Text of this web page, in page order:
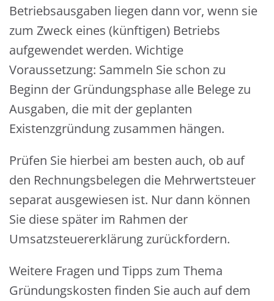
Betriebsausgaben liegen dann vor, wenn sie
zum Zweck eines (künftigen) Betriebs
aufgewendet werden. Wichtige
Voraussetzung: Sammeln Sie schon zu
Beginn der Gründungsphase alle Belege zu
Ausgaben, die mit der geplanten
Existenzgründung zusammen hängen.
Prüfen Sie hierbei am besten auch, ob auf
den Rechnungsbelegen die Mehrwertsteuer
separat ausgewiesen ist. Nur dann können
Sie diese später im Rahmen der
Umsatzsteuererklärung zurückfordern.
Weitere Fragen und Tipps zum Thema
Gründungskosten finden Sie auch auf dem